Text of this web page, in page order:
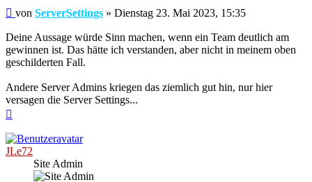
Beitrag
von ServerSettings » Dienstag 23. Mai 2023, 15:35
Deine Aussage würde Sinn machen, wenn ein Team deutlich am
gewinnen ist. Das hätte ich verstanden, aber nicht in meinem oben
geschilderten Fall.
Andere Server Admins kriegen das ziemlich gut hin, nur hier
versagen die Server Settings...
JLe72
Site Admin